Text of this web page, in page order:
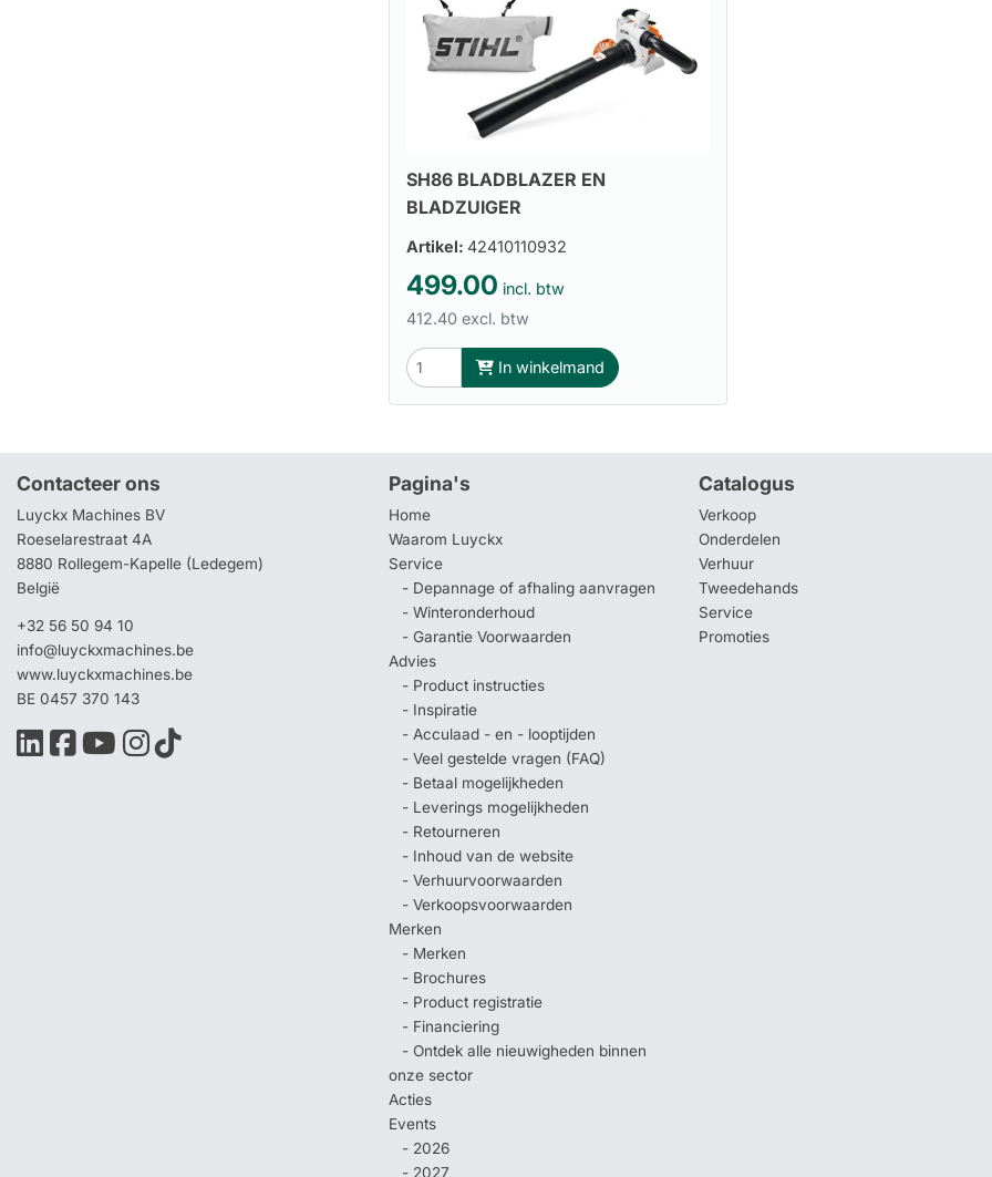
SH86 BLADBLAZER EN
BLADZUIGER
Artikel: 42410110932
499.00 incl. btw
412.40 excl. btw
In winkelmand
Contacteer ons
Luyckx Machines BV
Roeselarestraat 4A
8880 Rollegem-Kapelle (Ledegem)
België
+32 56 50 94 10
info@luyckxmachines.be
www.luyckxmachines.be
BE 0457 370 143
Pagina's
Home
Waarom Luyckx
Service
- Depannage of afhaling aanvragen
- Winteronderhoud
- Garantie Voorwaarden
Advies
- Product instructies
- Inspiratie
- Acculaad - en - looptijden
- Veel gestelde vragen (FAQ)
- Betaal mogelijkheden
- Leverings mogelijkheden
- Retourneren
- Inhoud van de website
- Verhuurvoorwaarden
- Verkoopsvoorwaarden
Merken
- Merken
- Brochures
- Product registratie
- Financiering
- Ontdek alle nieuwigheden binnen
onze sector
Acties
Events
- 2026
- 2027
Catalogus
Verkoop
Onderdelen
Verhuur
Tweedehands
Service
Promoties